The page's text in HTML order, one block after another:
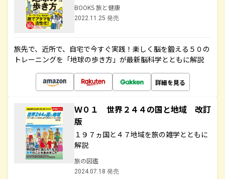
BOOKS 旅と健康
2022.11.25 発売
旅先で、近所で、自宅で今すぐ実践！楽しく脳を鍛える５０の
トレーニングを「地球の歩き方」が最新脳科学とともに解説
詳細を見る
Ｗ０１ 世界２４４の国と地域 改訂
版
１９７ヵ国と４７地域を旅の雑学とともに
解説
旅の図鑑
2024.07.18 発売